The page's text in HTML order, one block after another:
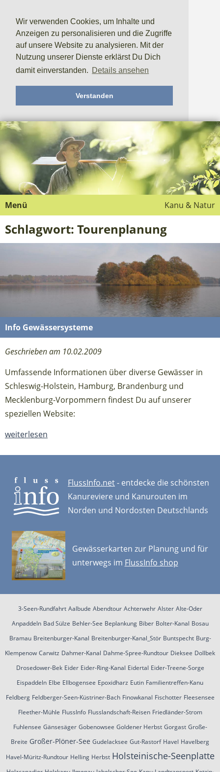
Wir verwenden Cookies, um Inhalte und
Anzeigen zu personalisieren und die Zugriffe
auf unsere Website zu analysieren. Mit der
Nutzung unserer Dienste erklärst Du Dich
damit einverstanden. Details ansehen
Verstanden
Kanu & Natur
Menü
Schlagwort: Tourenplanung
Info Gewässersysteme
Geschrieben am 10.02.2009
Umfassende Informationen über diverse Gewässer in
Schleswig-Holstein, Hamburg, Brandenburg und
Mecklenburg-Vorpommern findest Du auf unserer
speziellen Website:
weiterlesen
FlussInfo.net- entdecke die schönsten
Kanureviere und Kanurouten im
Norden und Nordosten Deutschlands
Gewässerkarten zur Planung und für
unterwegs im FlussInfo shop
3-Seen-Rundfahrt Aalbude Abendtour Achterwehr Alster Alte-Oder
Anpaddeln Bad Sülze Behler-See Beplankung Biber Bolter-Kanal Bosau
Bramau Breitenburger-Kanal Breitenburger-Kanal_Stör Buntspecht Burg-
Klempenow Carwitz Dahmer-Kanal Dahme-Spree-Rundtour Dieksee Dollbek
Drosedower-Bek Eider Eider-Ring-Kanal Eidertal Eider-Treene-Sorge
Eispaddeln Elbe Ellbogensee Epoxidharz Eutin Familientreffen-Kanu
Feldberg Feldberger-Seen-Küstriner-Bach Finowkanal Fischotter Fleesensee
Fleether-Mühle FlussInfo Flusslandschaft-Reisen Friedländer-Strom
Fuhlensee Gänsesäger Gobenowsee Goldener Herbst Gorgast Große-
Breite Großer-Plöner-See Gudelacksee Gut-Rastorf Havel Havelberg
Havel-Müritz-Rundtour Helling Herbst Holsteinische-Seenplatte